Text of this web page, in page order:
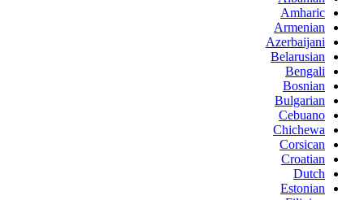
Amharic
Armenian
Azerbaijani
Belarusian
Bengali
Bosnian
Bulgarian
Cebuano
Chichewa
Corsican
Croatian
Dutch
Estonian